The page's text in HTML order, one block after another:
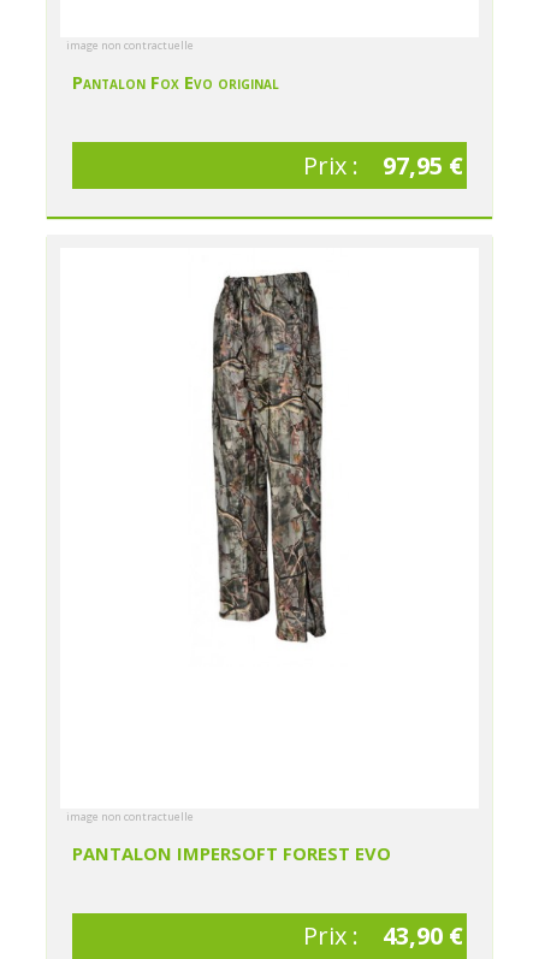
image non contractuelle
Pantalon Fox Evo original
Prix : 97,95 €
image non contractuelle
PANTALON IMPERSOFT FOREST EVO
Prix : 43,90 €